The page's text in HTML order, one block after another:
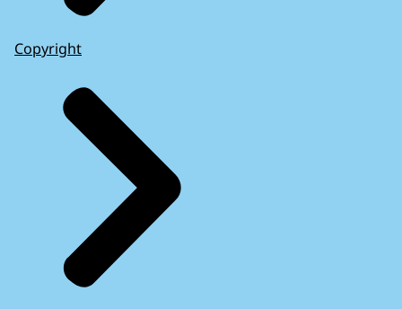
Copyright